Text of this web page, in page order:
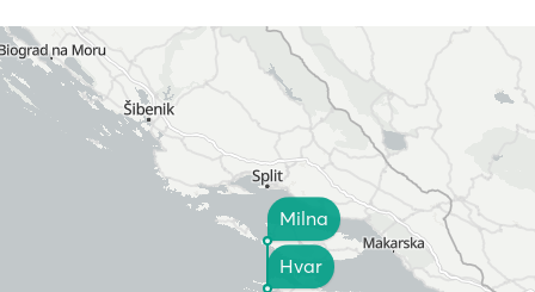
Milna
Hvar